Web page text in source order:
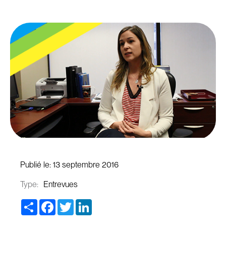
Publié le: 13 septembre 2016
Type:
Entrevues
Share Facebook
Twitter